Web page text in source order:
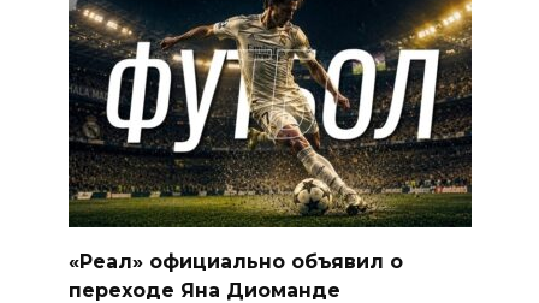
«Реал» официально объявил о
переходе Яна Диоманде